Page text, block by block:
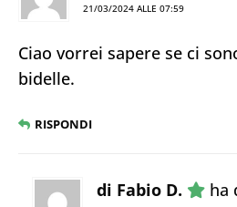
21/03/2024 ALLE 07:59
Ciao vorrei sapere se ci
bidelle.
RISPONDI
di Fabio D. ha